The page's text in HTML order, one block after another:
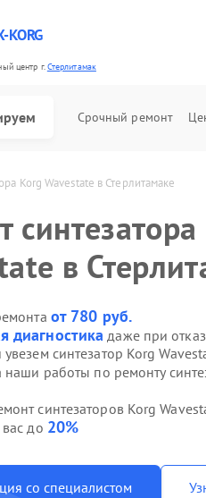
KORG
центр г.Стерлитамак
Срочный ремонт
Korg Wavestate в Стерлитамаке
в
от 780 руб.
диагностика даже при
синтезатор Korg
наши работы по ремонту
синтезаторов Korg
до 20%
со специалистом